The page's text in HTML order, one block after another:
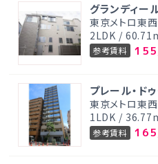
グランディー
東京メトロ東西
2LDK /
参考賃料
プレール・ド
東京メトロ東西
1LDK /
参考賃料